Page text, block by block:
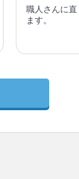
職人さんに直
ます。